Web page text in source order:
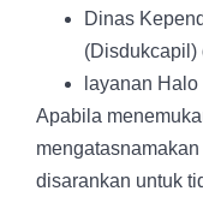
Dinas
(Disdukcapil)
layanan
Apabila
disarankan untuk